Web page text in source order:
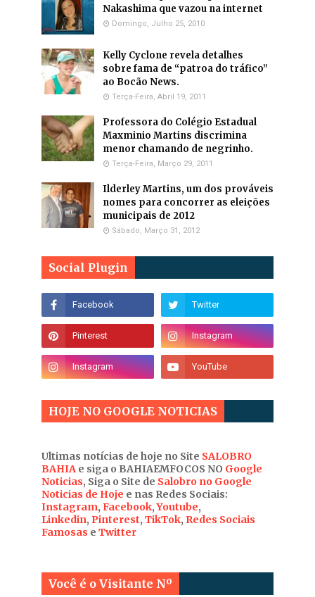
Nakashima que vazou na internet
Domingo, Julho 25, 2010
Kelly Cyclone revela detalhes
sobre fama de “patroa do tráfico”
ao Bocão News.
Terça-Feira, Abril 19, 2011
Professora do Colégio Estadual
Maxminio Martins discrimina
menor chamando de negrinho.
Terça-Feira, Março 29, 2011
Ilderley Martins, um dos prováveis
nomes para concorrer as eleições
municipais de 2012
Sábado, Março 31, 2012
Social Plugin
HOJE NO GOOGLE NOTICIAS
Ultimas notícias de hoje no Site SALOBRO
BAHIA e siga o BAHIAEMFOCOS NO Google
Noticias, Siga o Site de Salobro no Google
Noticias de Hoje e nas Redes Sociais:
Instagram, Facebook,Youtube,
Linkedin, Pinterest, TikTok, Redes Sociais
Famosas e Twitter
Você é o Visitante Nº